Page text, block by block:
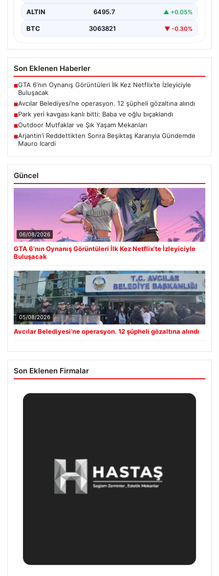
ALTIN 6495.7 ▲ +0.05%
BTC 3063821 ▼ -0.30%
Son Eklenen Haberler
■GTA 6’nın Oynanış Görüntüleri İlk Kez Netflix’te İzleyiciyle
Buluşacak
■Avcılar Belediyesi’ne operasyon. 12 şüpheli gözaltına alındı
■Park yeri kavgası kanlı bitti: Baba ve oğlu bıçaklandı
■Outdoor Mutfaklar ve Şık Yaşam Mekanları
■Arjantin’i Reddettikten Sonra Beşiktaş Kararıyla Gündemde
Mauro Icardi
Güncel
06/08/2026
GTA 6’nın Oynanış Görüntüleri İlk Kez Netflix’te İzleyiciyle
Buluşacak
05/08/2026
Avcılar Belediyesi’ne operasyon. 12 şüpheli gözaltına alındı
Son Eklenen Firmalar